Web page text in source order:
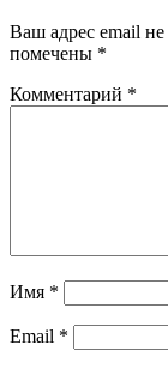
Ваш адрес email не
помечены *
Комментарий *
Имя *
Email *